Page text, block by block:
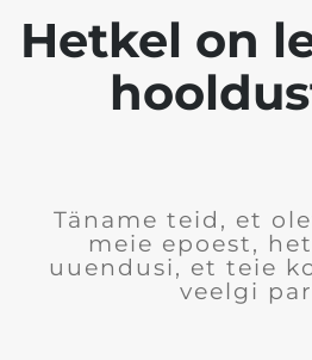
Hetkel on
Täname teid, et
meie epoest,
uuendusi, et teie
veelgi